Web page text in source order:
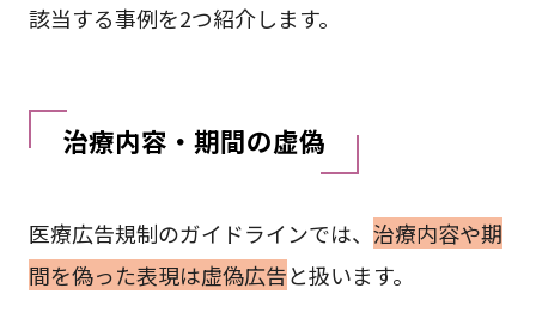
該当する事例を2つ紹介します。
治療内容・期間の虚偽
医療広告規制のガイドラインでは、 治療内容や期
間を偽った表現は虚偽広告と扱います。